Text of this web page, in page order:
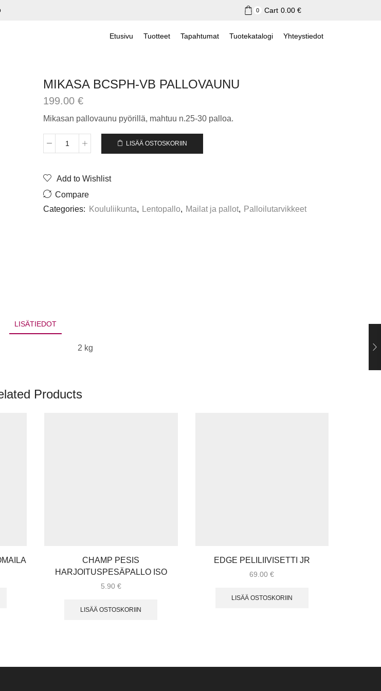
0 Cart 0.00 €
Etusivu Tuotteet Tapahtumat Tuotekatalogi Yhteystiedot
MIKASA BCSPH-VB PALLOVAUNU
199.00 €
Mikasan pallovaunu pyörillä, mahtuu n.25-30 palloa.
MIKASA
PALLOVAUNU
LISÄÄ OSTOSKORIIN
Add to Wishlist
Compare
Categories:
Koululiikunta, Lentopallo, Mailat ja pallot, Palloilutarvikkeet
LISÄTIEDOT
2 kg
Products
CHAMP PESIS
HARJOITUSPESÄPALLO ISO
5.90 €
LISÄÄ OSTOSKORIIN
EDGE PELILIIVISETTI JR
69.00€
LISÄÄ OSTOSKORIIN